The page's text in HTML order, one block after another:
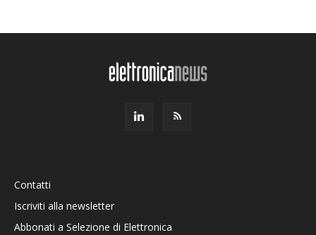
Contatti
Iscriviti alla newsletter
Abbonati a Selezione di Elettronica